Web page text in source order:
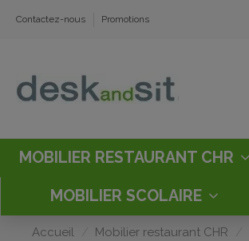
Contactez-nous Promotions
MOBILIER RESTAURANT CHR
MOBILIER SCOLAIRE
Accueil Mobilier restaurant CHR